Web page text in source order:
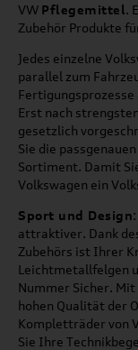
VW Pflegemittel.
Zubehör Produkte
Jedes einzelne
parallel zum
Erst nach
gesetzlich
Sie die
Sortiment. Damit
Volkswagen ein
Sport und Design
attraktiver. Dank
Zubehörs ist Ihrer
Leichtmetallfelgen
Nummer Sicher.
hohen Qualität der
Kompletträder von
Sie Ihre